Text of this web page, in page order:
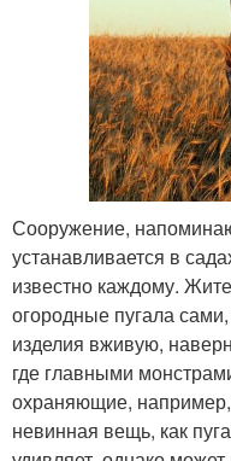
Сооружение,
устанавливается в
известно каждому.
огородные пугала сами,
изделия вживую,
где главными
охраняющие, например,
невинная вещь, как